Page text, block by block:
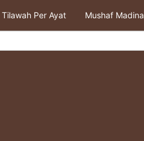
Tilawah Per Ayat Mushaf Madina